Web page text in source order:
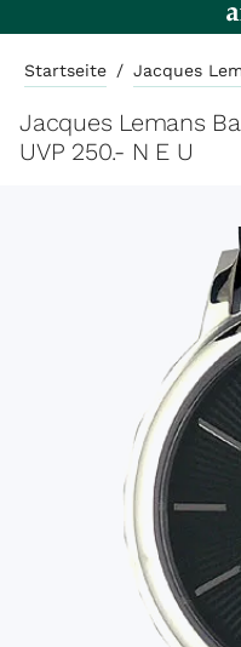
Startseite / Jacques
Jacques Lemans
UVP 250.- N E U